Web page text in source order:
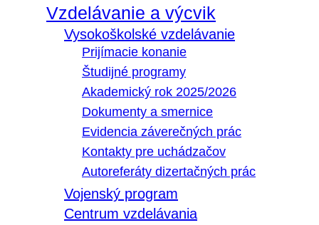
Vzdelávanie a výcvik
Vysokoškolské vzdelávanie
Prijímacie konanie
Študijné programy
Akademický rok 2025/2026
Dokumenty a smernice
Evidencia záverečných prác
Kontakty pre uchádzačov
Autoreferáty dizertačných prác
Vojenský program
Centrum vzdelávania